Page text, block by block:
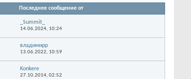
Последнее сообщение от
_Summit_
14.06.2024, 10:24
владимирр
13.06.2022, 10:59
Konkere
27.10.2014, 02:52